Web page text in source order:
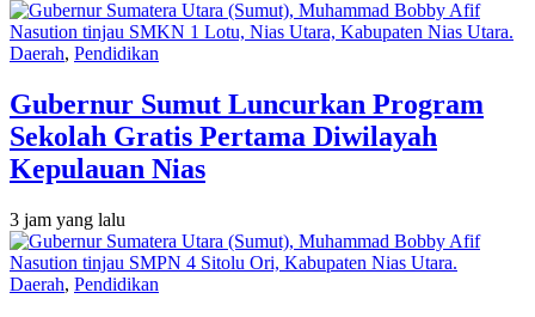
Daerah, Pendidikan
Gubernur Sumut Luncurkan Program
Sekolah Gratis Pertama Diwilayah
Kepulauan Nias
3 jam yang lalu
Daerah, Pendidikan